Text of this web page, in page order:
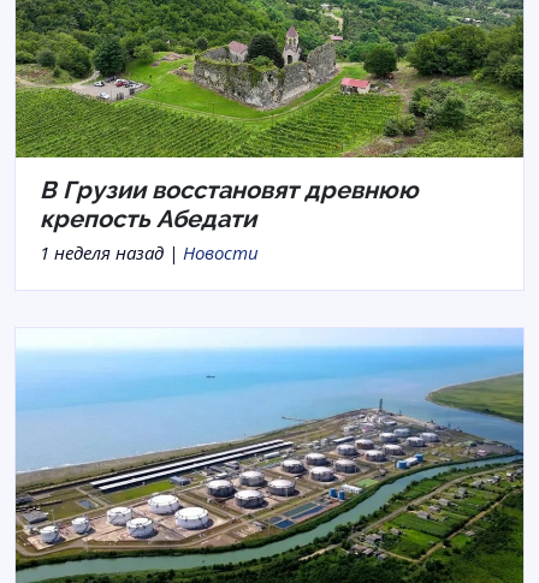
В Грузии восстановят древнюю
крепость Абедати
1 неделя назад | Новости